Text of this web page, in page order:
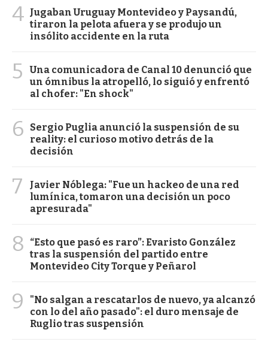
4 Jugaban Uruguay Montevideo y Paysandú,
tiraron la pelota afuera y se produjo un
insólito accidente en la ruta
5
Una comunicadora de Canal 10 denunció que
un ómnibus la atropelló, lo siguió y enfrentó
al chofer: "En shock"
6
Sergio Puglia anunció la suspensión de su
reality: el curioso motivo detrás de la
decisión
7
Javier Nóblega: "Fue un hackeo de una red
lumínica, tomaron una decisión un poco
apresurada"
8
“Esto que pasó es raro”: Evaristo González
tras la suspensión del partido entre
Montevideo City Torque y Peñarol
9
"No salgan a rescatarlos de nuevo, ya alcanzó
con lo del año pasado": el duro mensaje de
Ruglio tras suspensión